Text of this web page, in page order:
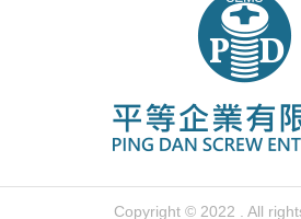
Copyright © 2022 . All